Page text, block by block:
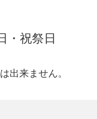
祝祭日
出来ません。